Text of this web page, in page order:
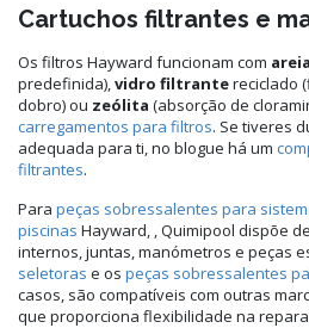
Cartuchos filtrantes e
Os filtros Hayward funcionam com
predefinida),vidro filtrantereciclado
dobro) ou zeólita (absorção de
carregamentos para filtros. Se tiveres
adequada para ti, no blogue há um
filtrantes.
Para peças sobressalentes para
piscinas Hayward, , Quimipool dispõe
internos, juntas, manómetros e peças
seletoras e os peças sobressalentes
casos, são compatíveis com outras
que proporciona flexibilidade na